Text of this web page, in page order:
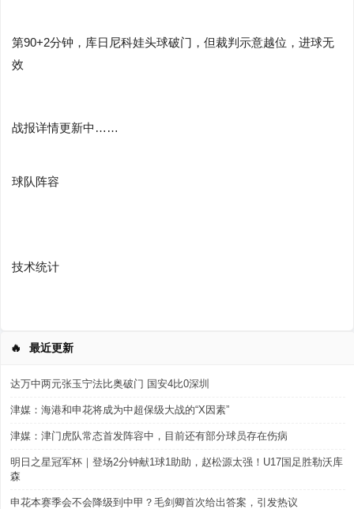
第90+2分钟，库日尼科娃头球破门，但裁判示意越位，进球无
效
战报详情更新中……
球队阵容
技术统计
🔥 最近更新
达万中两元张玉宁法比奥破门 国安4比0深圳
津媒：海港和申花将成为中超保级大战的“X因素”
津媒：津门虎队常态首发阵容中，目前还有部分球员存在伤病
明日之星冠军杯｜登场2分钟献1球1助助，赵松源太强！U17国足胜勒沃库
森
申花本赛季会不会降级到中甲？毛剑卿首次给出答案，引发热议